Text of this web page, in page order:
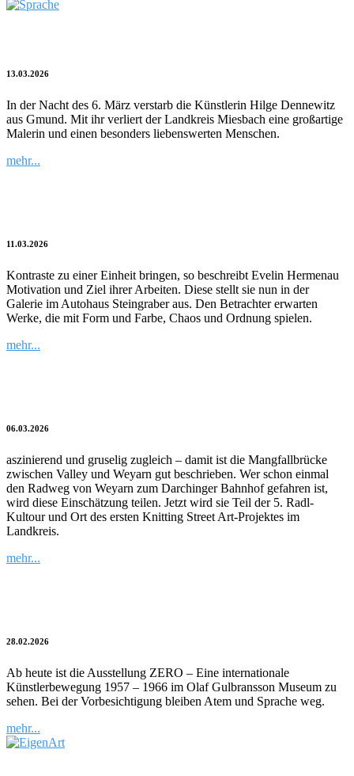
13.03.2026
In der Nacht des 6. März verstarb die Künstlerin Hilge Dennewitz
aus Gmund. Mit ihr verliert der Landkreis Miesbach eine großartige
Malerin und einen besonders liebenswerten Menschen.
mehr...
11.03.2026
Kontraste zu einer Einheit bringen, so beschreibt Evelin Hermenau
Motivation und Ziel ihrer Arbeiten. Diese stellt sie nun in der
Galerie im Autohaus Steingraber aus. Den Betrachter erwarten
Werke, die mit Form und Farbe, Chaos und Ordnung spielen.
mehr...
06.03.2026
aszinierend und gruselig zugleich – damit ist die Mangfallbrücke
zwischen Valley und Weyarn gut beschrieben. Wer schon einmal
den Radweg von Weyarn zum Darchinger Bahnhof gefahren ist,
wird diese Einschätzung teilen. Jetzt wird sie Teil der 5. Radl-
Kultour und Ort des ersten Knitting Street Art-Projektes im
Landkreis.
mehr...
28.02.2026
Ab heute ist die Ausstellung ZERO – Eine internationale
Künstlerbewegung 1957 – 1966 im Olaf Gulbransson Museum zu
sehen. Bei der Vorbesichtigung bleiben Atem und Sprache weg.
mehr...